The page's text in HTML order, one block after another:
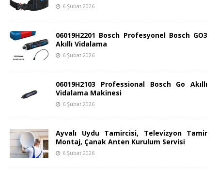
6 Şubat 2026
06019H2201 Bosch Profesyonel Bosch GO3
Akıllı Vidalama
6 Şubat 2026
06019H2103 Professional Bosch Go Akıllı
Vidalama Makinesi
6 Şubat 2026
Ayvalı Uydu Tamircisi, Televizyon Tamir
Montaj, Çanak Anten Kurulum Servisi
6 Şubat 2026